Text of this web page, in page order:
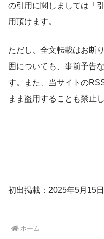
の引用に関しましては「
用頂けます。
ただし、全文転載はお断
囲についても、事前予告
す。また、当サイトの
まま盗用することも禁止
初出掲載：2025年5月15日
ホーム